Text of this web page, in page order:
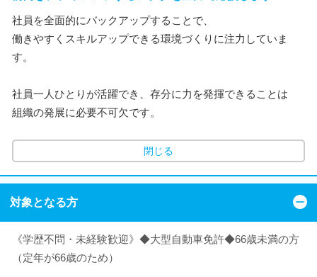
社員を全面的にバックアップすることで、
働きやすくスキルアップできる環境づくりに注力していま
す。
社員一人ひとりが活躍でき、存分に力を発揮できることは
組織の発展に必要不可欠です。
閉じる
対象となる方
《学歴不問・未経験歓迎》◆大型自動車免許◆66歳未満の方
（定年が66歳のため）